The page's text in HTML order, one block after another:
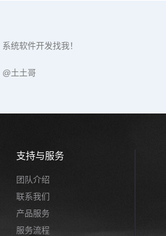
系统软件开发找我！
@土土哥
支持与服务
团队介绍
联系我们
产品服务
服务流程